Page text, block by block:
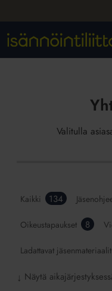
Valitulla
Kaikki 134
Oikeustapaukset 8
Ladattavat jäsenmateriaalit
↓ Näytä